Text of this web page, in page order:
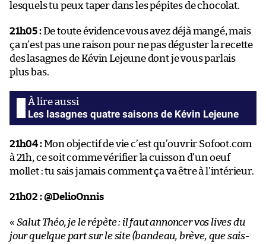
lesquels tu peux taper dans les pépites de chocolat.
21h05 :De toute évidence vous avez déjà mangé, mais
ça n’est pas une raison pour ne pas déguster la recette
des lasagnes de Kévin Lejeune dont je vous parlais
plus bas.
Les lasagnes quatre saisons de Kévin Lejeune
21h04 :Mon objectif de vie c’est qu’ouvrir Sofoot.com
à 21h, ce soit comme vérifier la cuisson d’un oeuf
mollet : tu sais jamais comment ça va être à l’intérieur.
21h02 :@DelioOnnis
« Salut Théo, je le répète : il faut annoncer vos lives du
jour quelque part sur le site (bandeau, brève, que sais-